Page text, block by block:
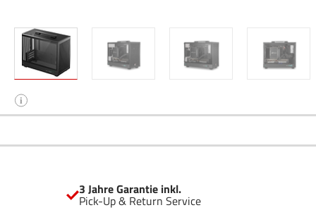
i
3 Jahre Garantie inkl.
Pick-Up & Return Service